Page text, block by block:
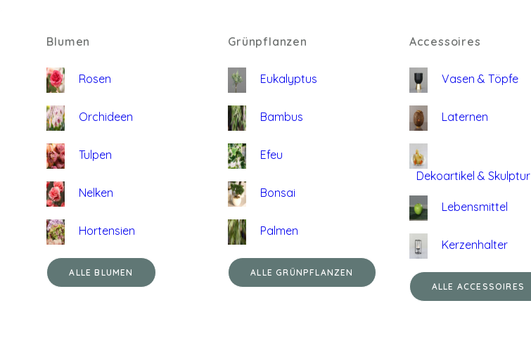
Blumen
Rosen
Orchideen
Tulpen
Nelken
Hortensien
ALLE BLUMEN
Grünpflanzen
Eukalyptus
Bambus
Efeu
Bonsai
Palmen
ALLE GRÜNPFLANZEN
Accessoires
Vasen & Töpfe
Laternen
Dekoartikel &
Lebensmittel
Kerzenhalter
ALLE ACCESSOIRES